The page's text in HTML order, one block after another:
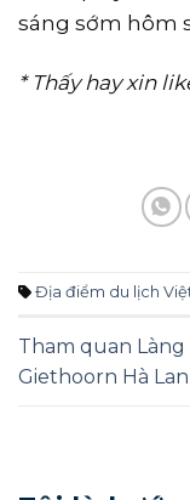
sáng sớm hôm
* Thấy hay xin
Địa điểm du lịch
Tham quan Làng
Giethoorn Hà Lan